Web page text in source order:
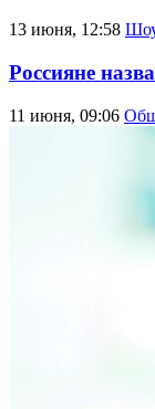
13 июня, 12:58
Россияне
11 июня, 09:06